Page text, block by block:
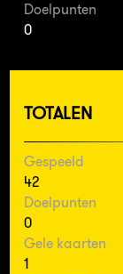
Doelpunten
0
TOTALEN
Gespeeld
42
Doelpunten
0
Gele kaarten
1